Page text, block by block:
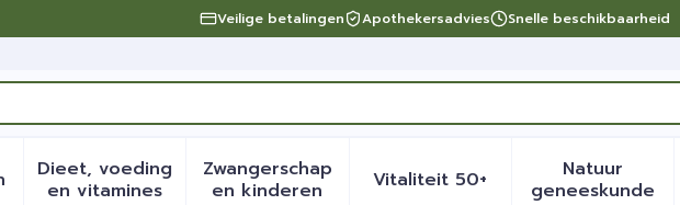
Veilige betalingen Apothekersadvies Snelle beschikbaarheid
voor Schoonheid, verzorging en hygiëne categorie
Dieet, voeding
en vitamines
Toon submenu voor Dieet, voeding en vitamines categorie
Zwangerschap
en kinderenToon submenu voor Zwangerschap en
Vitaliteit 50+Toon submenu voor
Natuur
geneeskunde
Toon